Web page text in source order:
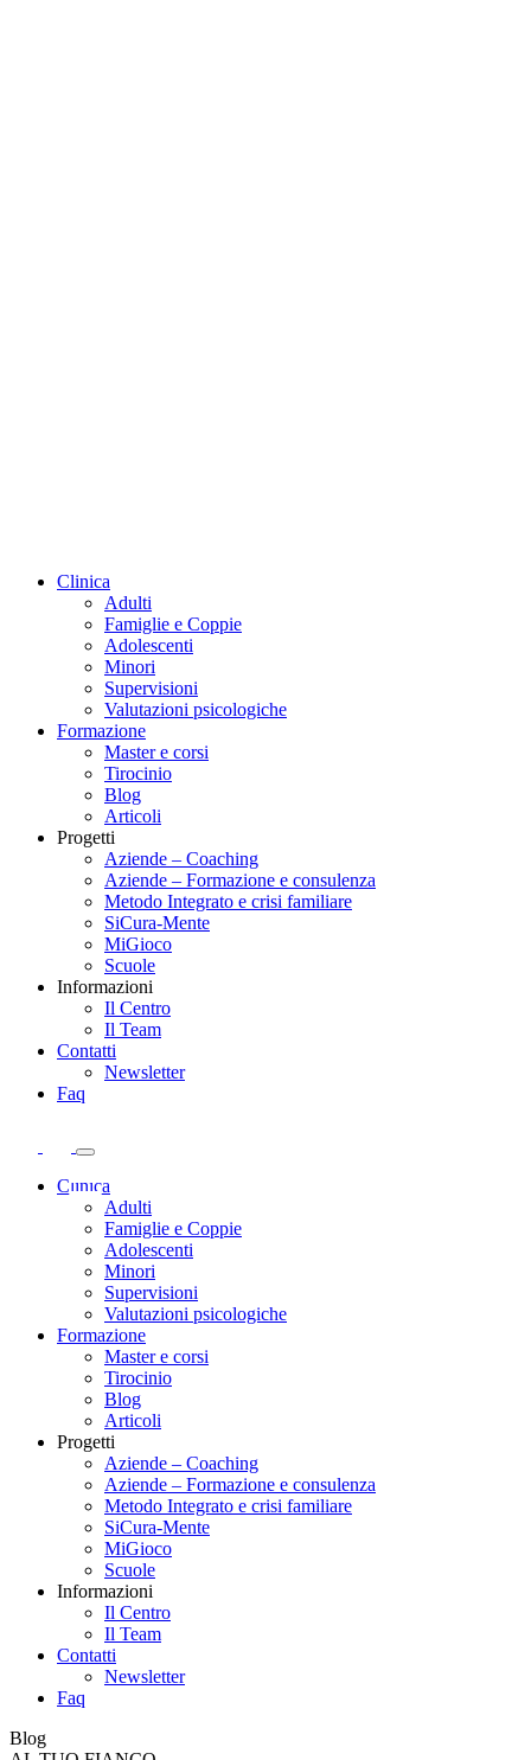
Clinica
Adulti
Famiglie e Coppie
Adolescenti
Minori
Supervisioni
Valutazioni psicologiche
Formazione
Master e corsi
Tirocinio
Blog
Articoli
Progetti
Aziende – Coaching
Aziende – Formazione e consulenza
Metodo Integrato e crisi familiare
SiCura-Mente
MiGioco
Scuole
Informazioni
Il Centro
Il Team
Contatti
Newsletter
Faq
Clinica
Adulti
Famiglie e Coppie
Adolescenti
Minori
Supervisioni
Valutazioni psicologiche
Formazione
Master e corsi
Tirocinio
Blog
Articoli
Progetti
Aziende – Coaching
Aziende – Formazione e consulenza
Metodo Integrato e crisi familiare
SiCura-Mente
MiGioco
Scuole
Informazioni
Il Centro
Il Team
Contatti
Newsletter
Faq
Blog